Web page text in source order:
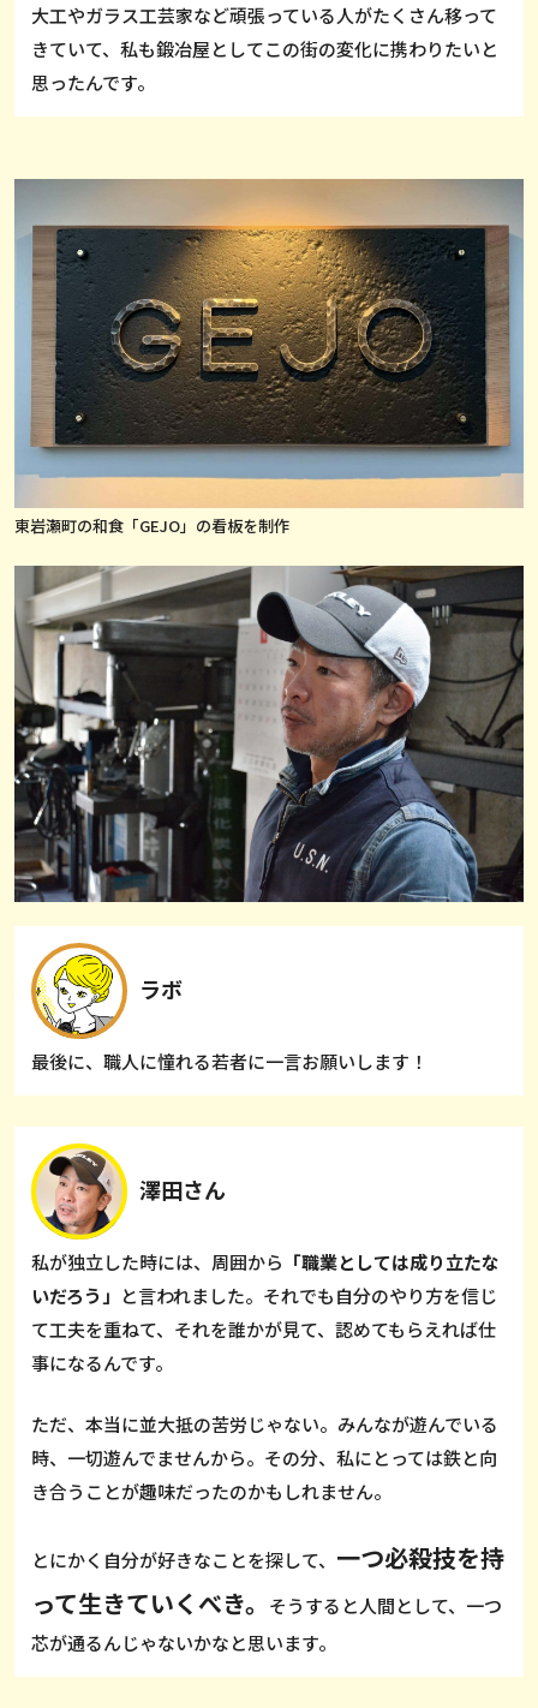
大工やガラス工芸家など頑張っている人がたくさん移って
きていて、私も鍛冶屋としてこの街の変化に携わりたいと
思ったんです。
東岩瀬町の和食「GEJO」の看板を制作
ラボ
最後に、職人に憧れる若者に一言お願いします！
澤田さん
私が独立した時には、周囲から 「職業としては成り立たな
いだろう」 と言われました。それでも自分のやり方を信じ
て工夫を重ねて、それを誰かが見て、認めてもらえれば仕
事になるんです。
ただ、本当に並大抵の苦労じゃない。みんなが遊んでいる
時、一切遊んでませんから。その分、私にとっては鉄と向
き合うことが趣味だったのかもしれません。
とにかく自分が好きなことを探して、 一つ必殺技を持
って生きていくべき。
そうすると人間として、一つ
芯が通るんじゃないかなと思います。